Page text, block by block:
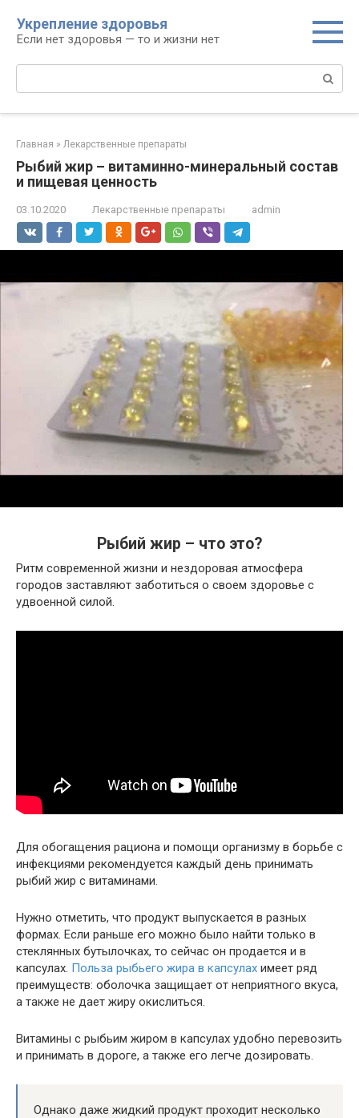
контенту
Укрепление здоровья
Если нет здоровья — то и жизни нет
Поиск:
Главная » Лекарственные препараты
Рыбий жир – витаминно-минеральный состав
и пищевая ценность
03.10.2020 Лекарственные препараты admin
Рыбий жир – что это?
Ритм современной жизни и нездоровая атмосфера
городов заставляют заботиться о своем здоровье с
удвоенной силой.
Для обогащения рациона и помощи организму в борьбе с
инфекциями рекомендуется каждый день принимать
рыбий жир с витаминами.
Нужно отметить, что продукт выпускается в разных
формах. Если раньше его можно было найти только в
стеклянных бутылочках, то сейчас он продается и в
капсулах. Польза рыбьего жира в капсулах имеет ряд
преимуществ: оболочка защищает от неприятного вкуса,
а также не дает жиру окислиться.
Витамины с рыбьим жиром в капсулах удобно перевозить
и принимать в дороге, а также его легче дозировать.
Однако даже жидкий продукт проходит несколько